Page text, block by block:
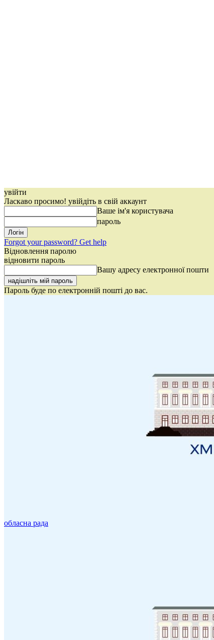
увійти
Ласкаво просимо! увійдіть в свій аккаунт
Ваше ім'я користувача
пароль
Forgot your password? Get help
Відновлення паролю
відновити пароль
Вашу адресу електронної пошти
Пароль буде по електронній пошті до вас.
обласна рада